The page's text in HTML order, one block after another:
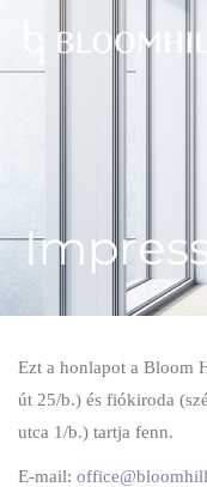
content
Ezt a honlapot a Bloom
út 25/b.) és fiókiroda
utca 1/b.) tartja fenn.
E-mail: